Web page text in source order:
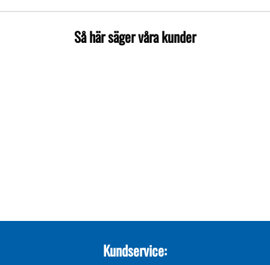
Så här säger våra kunder
Kundservice: